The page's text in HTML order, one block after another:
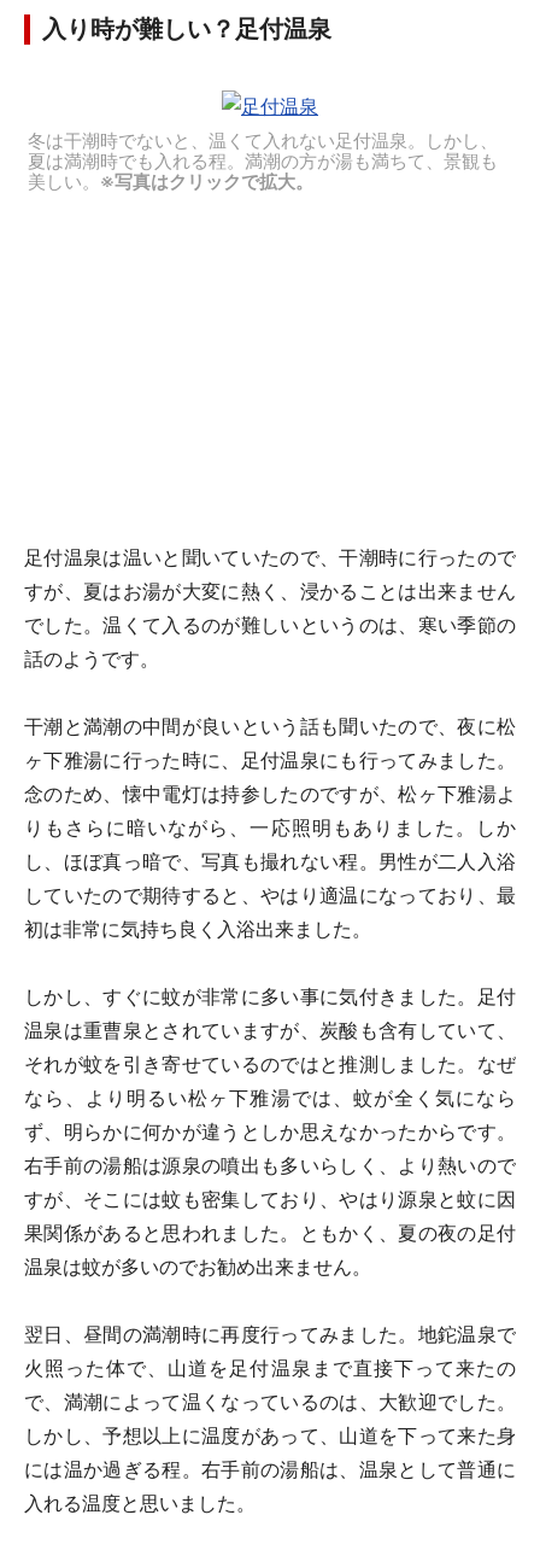
入り時が難しい？足付温泉
冬は干潮時でないと、温くて入れない足付温泉。しかし、
夏は満潮時でも入れる程。満潮の方が湯も満ちて、景観も
美しい。 ※写真はクリックで拡大。
足付温泉は温いと聞いていたので、干潮時に行ったので
すが、夏はお湯が大変に熱く、浸かることは出来ません
でした。温くて入るのが難しいというのは、寒い季節の
話のようです。
干潮と満潮の中間が良いという話も聞いたので、夜に松
ヶ下雅湯に行った時に、足付温泉にも行ってみました。
念のため、懐中電灯は持参したのですが、松ヶ下雅湯よ
りもさらに暗いながら、一応照明もありました。しか
し、ほぼ真っ暗で、写真も撮れない程。男性が二人入浴
していたので期待すると、やはり適温になっており、最
初は非常に気持ち良く入浴出来ました。
しかし、すぐに蚊が非常に多い事に気付きました。足付
温泉は重曹泉とされていますが、炭酸も含有していて、
それが蚊を引き寄せているのではと推測しました。なぜ
なら、より明るい松ヶ下雅湯では、蚊が全く気になら
ず、明らかに何かが違うとしか思えなかったからです。
右手前の湯船は源泉の噴出も多いらしく、より熱いので
すが、そこには蚊も密集しており、やはり源泉と蚊に因
果関係があると思われました。ともかく、夏の夜の足付
温泉は蚊が多いのでお勧め出来ません。
翌日、昼間の満潮時に再度行ってみました。地鉈温泉で
火照った体で、山道を足付温泉まで直接下って来たの
で、満潮によって温くなっているのは、大歓迎でした。
しかし、予想以上に温度があって、山道を下って来た身
には温か過ぎる程。右手前の湯船は、温泉として普通に
入れる温度と思いました。